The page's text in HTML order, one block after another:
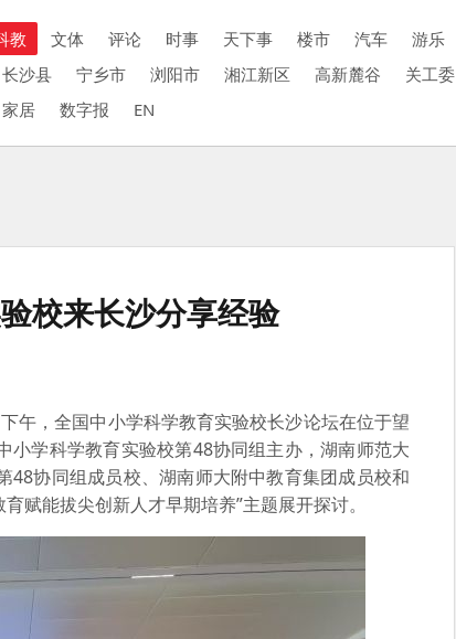
教 文体 评论 时事 天下事 楼市 汽车 游乐
长沙县 宁乡市 浏阳市 湘江新区 高新麓谷 关工委
家居 数字报 EN
校来长沙分享经验
，全国中小学科学教育实验校长沙论坛在位于望
学科学教育实验校第48协同组主办，湖南师范大
协同组成员校、湖南师大附中教育集团成员校和
赋能拔尖创新人才早期培养”主题展开探讨。